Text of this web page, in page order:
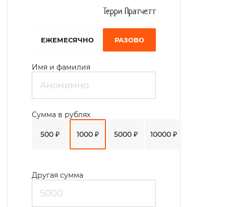
Терри Пратчетт
EЖЕМЕСЯЧНО РАЗОВО
Имя и фамилия
500 ₽ 1000 ₽ 5000 ₽ 10000 ₽
Сумма в рублях
Другая сумма